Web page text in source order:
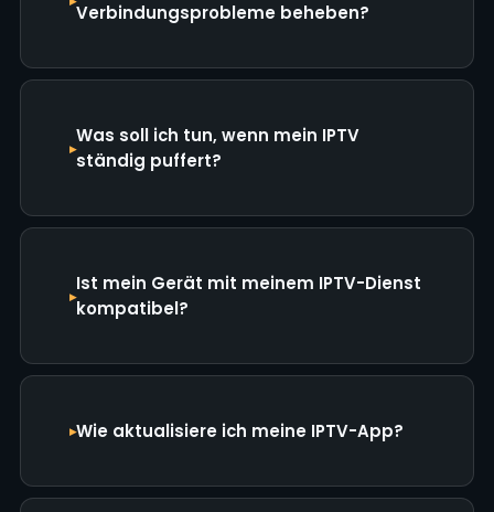
Verbindungsprobleme beheben?
Was soll ich tun, wenn mein IPTV
ständig puffert?
Ist mein Gerät mit meinem IPTV-Dienst
kompatibel?
Wie aktualisiere ich meine IPTV-App?